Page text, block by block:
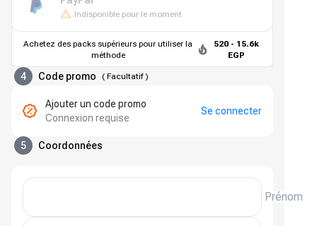
Indisponible pour le moment
Achetez des packs supérieurs pour utiliser la
méthode
520 - 15.6k
EGP
4 Code promo ( Facultatif)
Ajouter un code promo
Connexion requise
Se connecter
5 Coordonnées
Prénom